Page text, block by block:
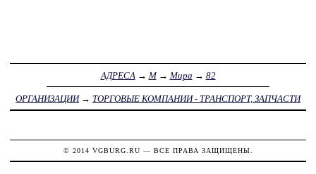
АДРЕСА → М→ Мира → 82
ОРГАНИЗАЦИИ→ ТОРГОВЫЕ КОМПАНИИ - ТРАНСПОРТ, ЗАПЧАСТИ
© 2014 VGBURG.RU — ВСЕ ПРАВА ЗАЩИЩЕНЫ.